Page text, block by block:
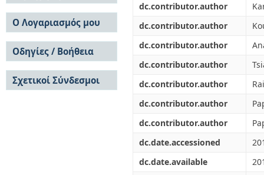
dc.contributor.author
dc.contributor.author
dc.contributor.author
dc.contributor.author
dc.contributor.author
dc.contributor.author
dc.contributor.author
dc.date.accessioned
dc.date.available
Σε όλο το DSpace
Κοινότητες & Συλλογές
Ανά Ημερομηνία
Έκδοσης
Συγγραφείς
Τίτλοι
Θέματα
Ο Λογαριασμός μου
Σύνδεση
Εγγραφή
Οδηγίες / Βοήθεια
Οδηγίες Υποβολής
Οδηγίες Χρήσης ΙΑ
Συχνές Ερωτήσεις
Σχετικοί Σύνδεσμοι